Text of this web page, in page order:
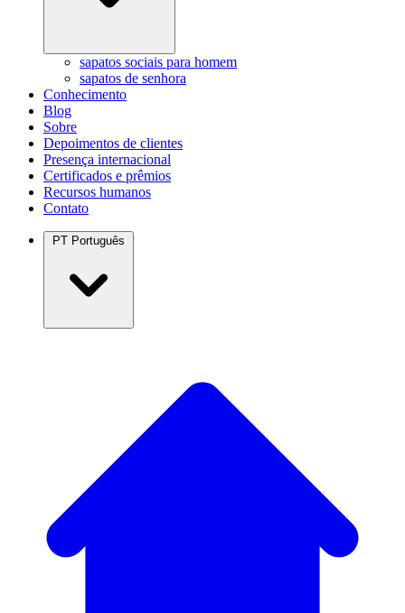
sapatos sociais para homem
sapatos de senhora
Conhecimento
Blog
Sobre
Depoimentos de clientes
Presença internacional
Certificados e prêmios
Recursos humanos
Contato
PT Português